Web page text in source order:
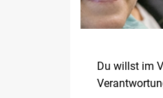
Du willst im